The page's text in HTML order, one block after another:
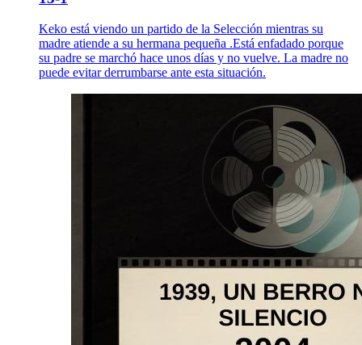
Keko está viendo un partido de la Selección mientras su
madre atiende a su hermana pequeña .Está enfadado porque
su padre se marchó hace unos días y no vuelve. La madre no
puede evitar derrumbarse ante esta situación.